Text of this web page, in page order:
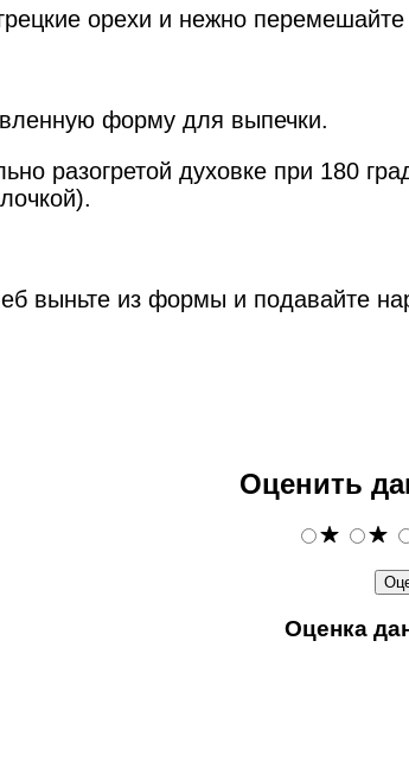
орехи и нежно перемешайте
форму для выпечки.
разогретой духовке при 180
выньте из формы и подавайте
Оценить
Оценка